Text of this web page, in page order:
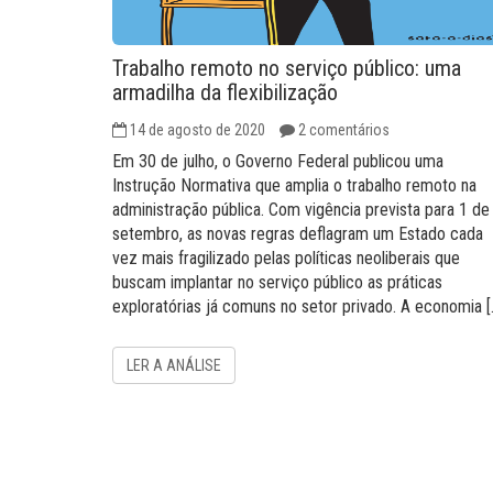
Trabalho remoto no serviço público: uma
armadilha da flexibilização
14 de agosto de 2020 2 comentários
Em 30 de julho, o Governo Federal publicou uma
Instrução Normativa que amplia o trabalho remoto na
administração pública. Com vigência prevista para 1 de
setembro, as novas regras deflagram um Estado cada
vez mais fragilizado pelas políticas neoliberais que
buscam implantar no serviço público as práticas
exploratórias já comuns no setor privado. A economia
LER A ANÁLISE